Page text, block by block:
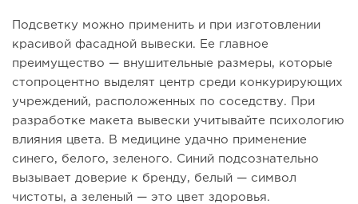
Подсветку можно применить и при изготовлении
красивой фасадной вывески. Ее главное
преимущество — внушительные размеры, которые
стопроцентно выделят центр среди конкурирующих
учреждений, расположенных по соседству. При
разработке макета вывески учитывайте психологию
влияния цвета. В медицине удачно применение
синего, белого, зеленого. Синий подсознательно
вызывает доверие к бренду, белый — символ
чистоты, а зеленый — это цвет здоровья.